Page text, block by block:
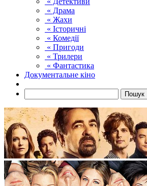
« Драма
« Жахи
« Історичні
« Комедії
« Пригоди
« Трилери
« Фантастика
Документальне кіно
Пошук